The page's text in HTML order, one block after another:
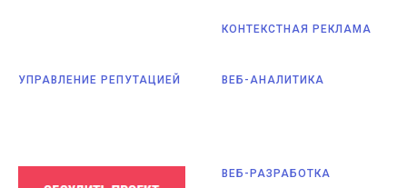
КОНТЕКСТНАЯ РЕКЛАМА
УПРАВЛЕНИЕ РЕПУТАЦИЕЙ ВЕБ-АНАЛИТИКА
ВЕБ-РАЗРАБОТКА